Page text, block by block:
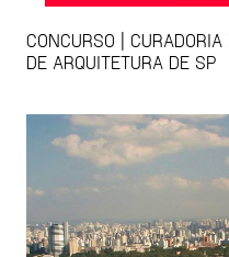
CONCURSO |
DE ARQUITETURA DE SP